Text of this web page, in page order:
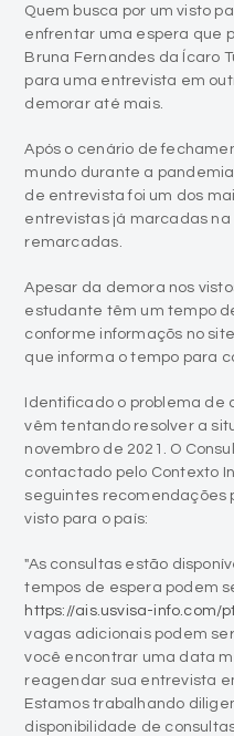
Quem busca por um visto
enfrentar uma espera que
Bruna Fernandes da Ícaro
para uma entrevista em
demorar até mais.
Após o cenário de
mundo durante a
de entrevista foi um dos
entrevistas já marcadas
remarcadas.
Apesar da demora nos
estudante têm um tempo
conforme informaçõs no
que informa o tempo para
Identificado o problema de
vêm tentando resolver a
novembro de 2021. O
contactado pelo Contexto
seguintes recomendações
visto para o país:
"As consultas estão
tempos de espera podem
https://ais.usvisa-info.com/
vagas adicionais podem
você encontrar uma data
reagendar sua entrevista
Estamos trabalhando
disponibilidade de